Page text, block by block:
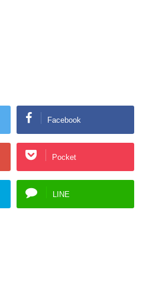
Facebook
Pocket
LINE